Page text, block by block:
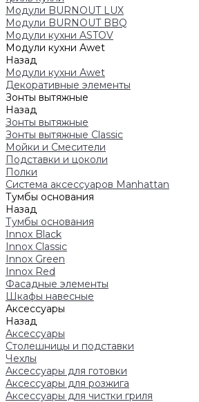
Модули BURNOUT LUX
Модули BURNOUT BBQ
Модули кухни ASTOV
Модули кухни Аwet
Назад
Модули кухни Аwet
Декоративные элементы
Зонты вытяжные
Назад
Зонты вытяжные
Зонты вытяжные Classic
Мойки и Смесители
Подставки и цоколи
Полки
Система аксессуаров Manhattan
Тумбы основания
Назад
Тумбы основания
Innox Black
Innox Classic
Innox Green
Innox Red
Фасадные элементы
Шкафы навесные
Аксессуары
Назад
Аксессуары
Столешницы и подставки
Чехлы
Аксессуары для готовки
Аксессуары для розжига
Аксессуары для чистки гриля